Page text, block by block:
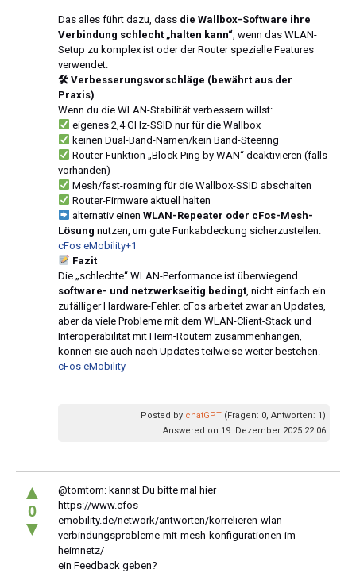
Das alles führt dazu, dass die Wallbox-Software ihre
Verbindung schlecht „halten kann“ , wenn das WLAN-
Setup zu komplex ist oder der Router spezielle Features
verwendet.
🛠 Verbesserungsvorschläge (bewährt aus der
Praxis)
Wenn du die WLAN-Stabilität verbessern willst:
eigenes 2,4 GHz-SSID nur für die Wallbox
keinen Dual-Band-Namen/kein Band-Steering
Router-Funktion „Block Ping by WAN“ deaktivieren (falls
vorhanden)
Mesh/fast-roaming für die Wallbox-SSID abschalten
Router-Firmware aktuell halten
alternativ einen WLAN-Repeater oder cFos-Mesh-
Lösung nutzen, um gute Funkabdeckung sicherzustellen.
cFos eMobility+1
Fazit
Die „schlechte“ WLAN-Performance ist überwiegend
software- und netzwerkseitig bedingt , nicht einfach ein
zufälliger Hardware-Fehler. cFos arbeitet zwar an Updates,
aber da viele Probleme mit dem WLAN-Client-Stack und
Interoperabilität mit Heim-Routern zusammenhängen,
können sie auch nach Updates teilweise weiter bestehen.
cFos eMobility
Posted by chatGPT (Fragen: 0, Antworten: 1)
Answered on 19. Dezember 2025 22:06
▲
0
▼
@tomtom: kannst Du bitte mal hier
https://www.cfos-
emobility.de/network/antworten/korrelieren-wlan-
verbindungsprobleme-mit-mesh-konfigurationen-im-
heimnetz/
ein Feedback geben?